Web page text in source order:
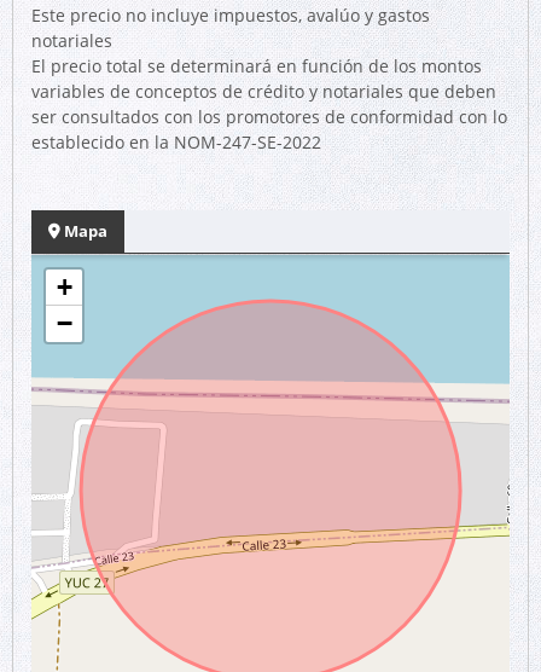
Este precio no incluye impuestos, avalúo y gastos
notariales
El precio total se determinará en función de los montos
variables de conceptos de crédito y notariales que deben
ser consultados con los promotores de conformidad con lo
establecido en la NOM-247-SE-2022
Mapa
+
−